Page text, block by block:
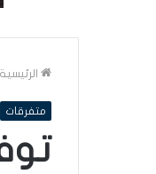
الرئيسية
متفرقات